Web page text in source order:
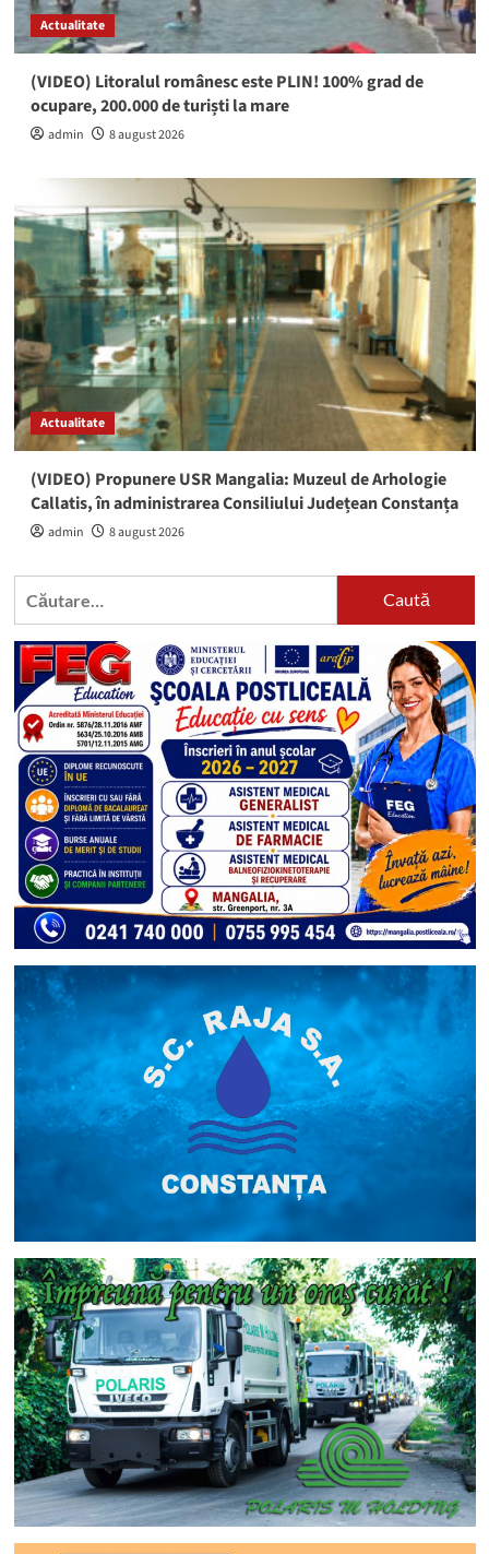
Actualitate
(VIDEO) Litoralul românesc este PLIN! 100% grad de
ocupare, 200.000 de turiști la mare
admin 8 august 2026
Actualitate
(VIDEO) Propunere USR Mangalia: Muzeul de Arhologie
Callatis, în administrarea Consiliului Județean Constanța
admin 8 august 2026